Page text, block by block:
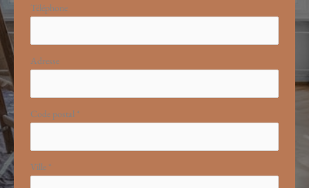
Téléphone
Adresse
Code postal *
Ville *